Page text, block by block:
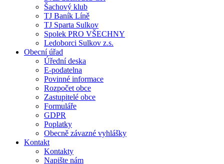
Šachový klub
TJ Baník Líně
TJ Sparta Sulkov
Spolek PRO VŠECHNY
Ledoborci Sulkov z.s.
Obecní úřad
Úřední deska
E-podatelna
Povinné informace
Rozpočet obce
Zastupitelé obce
Formuláře
GDPR
Poplatky
Obecně závazné vyhlášky
Kontakt
Kontakty
Napište nám